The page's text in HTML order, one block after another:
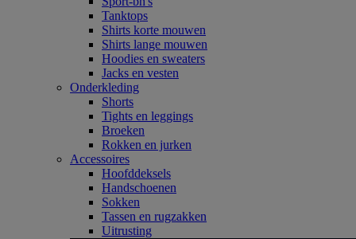
Tanktops
Shirts korte mouwen
Shirts lange mouwen
Hoodies en sweaters
Jacks en vesten
Onderkleding
Shorts
Tights en leggings
Broeken
Rokken en jurken
Accessoires
Hoofddeksels
Handschoenen
Sokken
Tassen en rugzakken
Uitrusting